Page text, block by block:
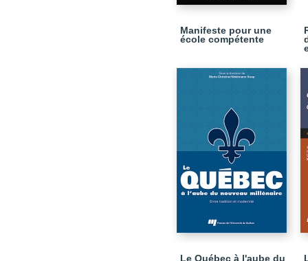
Manifeste pour une
école compétente
Le Québec à l'aube du